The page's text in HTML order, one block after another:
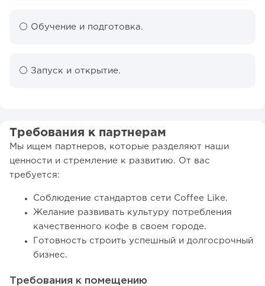
⚪️ Обучение и подготовка.
⚪️ Запуск и открытие.
Требования к партнерам
Мы ищем партнеров, которые разделяют наши
ценности и стремление к развитию. От вас
требуется:
Соблюдение стандартов сети Coffee Like.
Желание развивать культуру потребления
качественного кофе в своем городе.
Готовность строить успешный и долгосрочный
бизнес.
Требования к помещению